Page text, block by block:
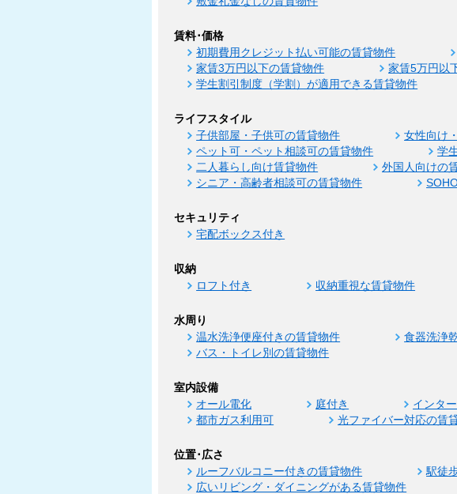
賃料･価格
初期費用クレジット払い可能の賃貸物件
家賃3万円以下の賃貸物件
家賃5万円以
学生割引制度（学割）が適用できる賃貸物件
ライフスタイル
子供部屋・子供可の賃貸物件 女性向け
ペット可・ペット相談可の賃貸物件
学
二人暮らし向け賃貸物件
外国人向けの
シニア・高齢者相談可の賃貸物件
セキュリティ
宅配ボックス付き
収納
ロフト付き 収納重視な賃貸物件
水周り
温水洗浄便座付きの賃貸物件 食器洗浄
バス・トイレ別の賃貸物件
室内設備
オール電化 庭付き インタ
都市ガス利用可
光ファイバー対応の賃
位置･広さ
ルーフバルコニー付きの賃貸物件 駅徒
広いリビング・ダイニングがある賃貸物件